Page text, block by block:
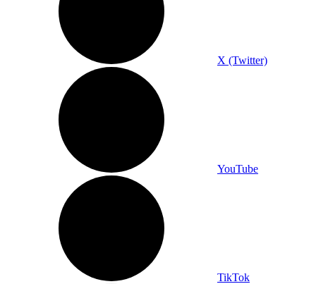
X (Twitter)
YouTube
TikTok